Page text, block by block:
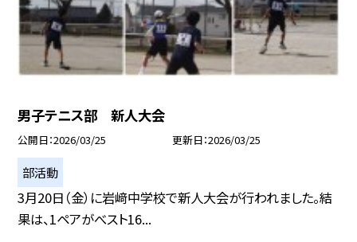
男子テニス部 新人大会
公開日 2026/03/25 更新日 2026/03/25
部活動
3月20日（金）に岩﨑中学校で新人大会が行われました。結
果は、1ペアがべスト16...